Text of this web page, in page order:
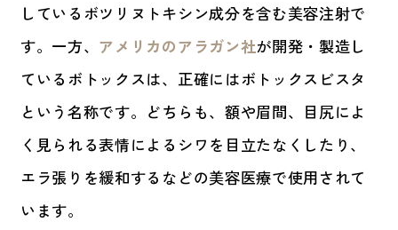
しているボツリヌトキシン成分を含む美容注射で
す。一方、 アメリカのアラガン社が開発・製造し
ているボトックスは、正確にはボトックスビスタ
という名称です。どちらも、額や眉間、目尻によ
く見られる表情によるシワを目立たなくしたり、
エラ張りを緩和するなどの美容医療で使用されて
います。